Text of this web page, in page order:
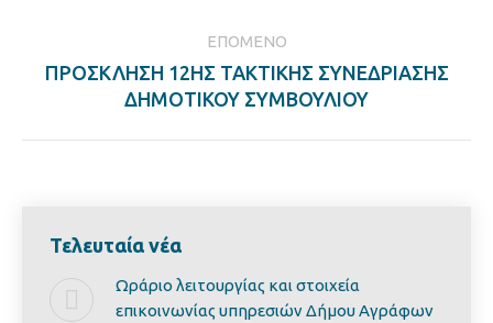
ΕΠΌΜΕΝΟ
Next
post:
ΠΡΟΣΚΛΗΣΗ 12ΗΣ ΤΑΚΤΙΚΗΣ ΣΥΝΕΔΡΙΑΣΗΣ
ΔΗΜΟΤΙΚΟΥ ΣΥΜΒΟΥΛΙΟΥ
Τελευταία νέα
Ωράριο λειτουργίας και στοιχεία
επικοινωνίας υπηρεσιών Δήμου Αγράφων